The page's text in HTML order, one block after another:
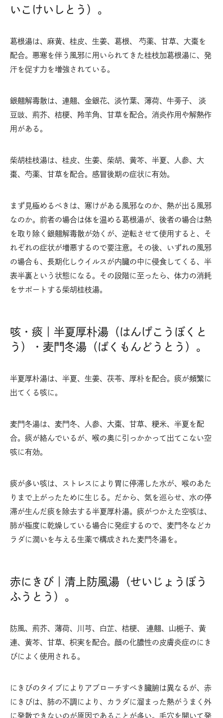
いこけいしとう）。
葛根湯は、麻黄、桂皮、生姜、葛根、 芍薬、甘草、大棗を
配合。悪寒を伴う風邪に用いられてきた桂枝加葛根湯に、発
汗を促す力を増強されている。
銀翹解毒散は、連翹、金銀花、淡竹葉、薄荷、牛蒡子、 淡
豆豉、荊芥、桔梗、羚羊角、甘草を配合。消炎作用や解熱作
用がある。
柴胡桂枝湯は、桂皮、生姜、柴胡、黄芩、半夏、人参、大
棗、芍薬、甘草を配合。感冒後期の症状に有効。
まず見極めるべきは、寒けがある風邪なのか、熱が出る風邪
なのか。前者の場合は体を温める葛根湯が、後者の場合は熱
を取り除く銀翹解毒散が効くが、逆転させて使用すると、そ
れぞれの症状が増悪するので要注意。その後、いずれの風邪
の場合も、長期化しウイルスが内臓の中に侵食してくる、半
表半裏という状態になる。その段階に至ったら、体力の消耗
をサポートする柴胡桂枝湯。
咳・痰｜半夏厚朴湯（はんげこうぼくと
う）・麦門冬湯（ばくもんどうとう）。
半夏厚朴湯は、半夏、生姜、茯苓、厚朴を配合。痰が頻繁に
出てくる咳に。
麦門冬湯は、麦門冬、人参、大棗、甘草、粳米、半夏を配
合。痰が絡んでいるが、喉の奥に引っかかって出てこない空
咳に有効。
痰が多い咳は、ストレスにより胃に停滞した水が、喉のあた
りまで上がったために生じる。だから、気を巡らせ、水の停
滞が生んだ痰を除去する半夏厚朴湯。痰がつかえた空咳は、
肺が極度に乾燥している場合に発症するので、麦門冬などカ
ラダに潤いを与える生薬で構成された麦門冬湯を。
赤にきび｜清上防風湯（せいじょうぼう
ふうとう）。
防風、荊芥、薄荷、川芎、白芷、桔梗、 連翹、山梔子、黄
連、黄芩、甘草、枳実を配合。顔の化膿性の皮膚炎症のにき
びによく使用される。
にきびのタイプによりアプローチすべき臓腑は異なるが、赤
にきびは、肺の不調により、カラダに溜まった熱がうまく外
に発散できないのが原因であることが多い。毛穴を開いて発